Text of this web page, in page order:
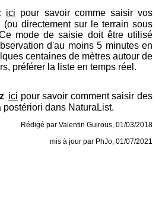
ici pour savoir comme saisir vos
(ou directement sur le terrain sous
mode de saisie doit être utilisé
d'au moins 5 minutes en
centaines de mètres autour de
préférer la liste en temps réel.
ici pour savoir comment saisir des
dans NaturaList.
Rédigé par Valentin Guirous, 01/03/2018
mis à jour par PhJo, 01/07/2021